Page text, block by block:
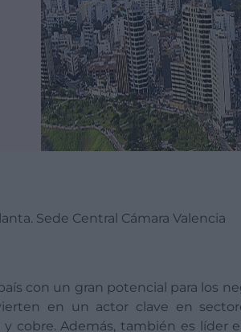
Sede Central Cámara Valencia
con un gran potencial para los
en un actor clave en
cobre. Además, también es líder